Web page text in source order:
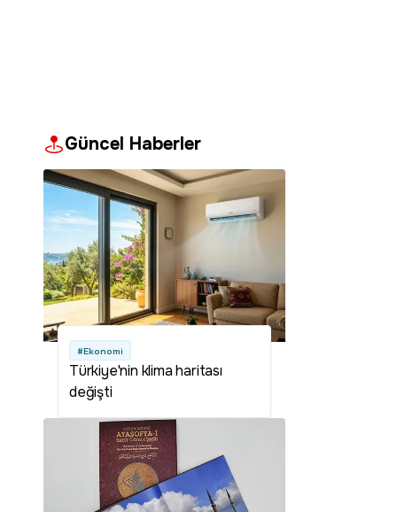
Güncel Haberler
#Ekonomi
Türkiye'nin klima haritası
değişti